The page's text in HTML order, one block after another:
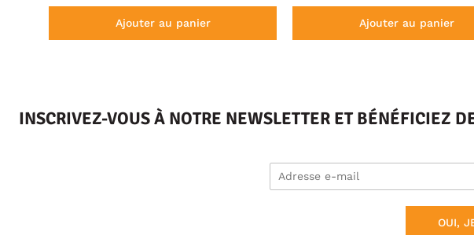
Ajouter au panier Ajouter au panier
INSCRIVEZ-VOUS À NOTRE NEWSLETTER ET BÉNÉFICIEZ
OUI,